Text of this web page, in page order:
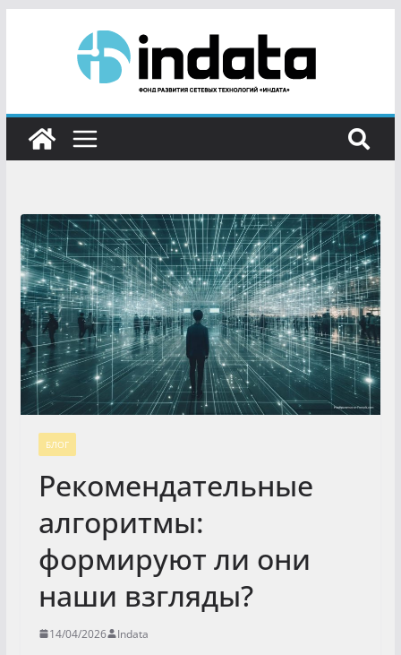
БЛОГ
Рекомендательные
алгоритмы:
формируют ли они
наши взгляды?
14/04/2026 Indata